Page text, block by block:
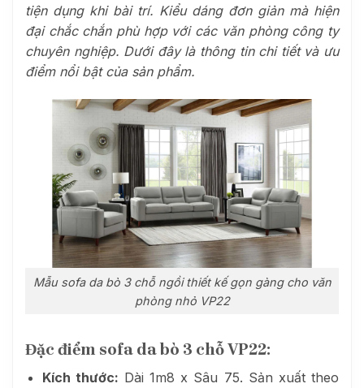
tiện dụng khi bài trí. Kiểu dáng đơn giản mà hiện
đại chắc chắn phù hợp với các văn phòng công ty
chuyên nghiệp. Dưới đây là thông tin chi tiết và ưu
điểm nổi bật của sản phẩm.
Mẫu sofa da bò 3 chỗ ngồi thiết kế gọn gàng cho văn
phòng nhỏ VP22
Đặc điểm sofa da bò 3 chỗ VP22:
Kích thước: Dài 1m8 x Sâu 75. Sản xuất theo